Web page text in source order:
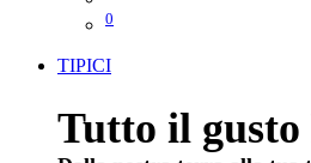
0
TIPICI
Tutto il